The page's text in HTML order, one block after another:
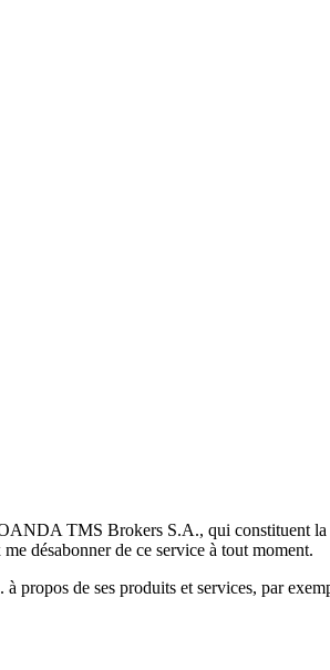
TMS Brokers S.A., qui constituent la
désabonner de ce service à tout moment.
de ses produits et services, par